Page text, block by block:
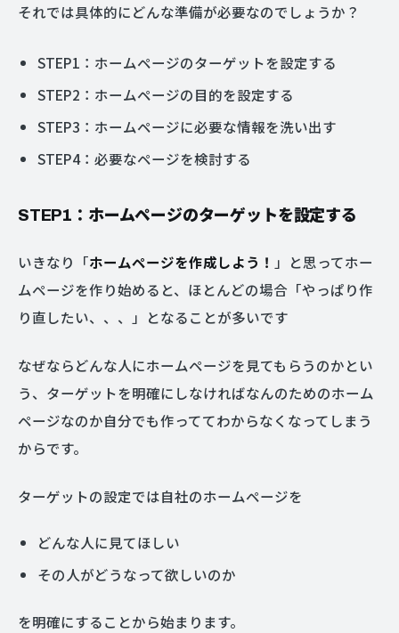
それでは具体的にどんな準備が必要なのでしょうか？
STEP1：ホームページのターゲットを設定する
STEP2：ホームページの目的を設定する
STEP3：ホームページに必要な情報を洗い出す
STEP4：必要なページを検討する
STEP1：ホームページのターゲットを設定する
いきなり「ホームページを作成しよう！ 」と思ってホー
ムページを作り始めると、ほとんどの場合「やっぱり作
り直したい、、、」となることが多いです
なぜならどんな人にホームページを見てもらうのかとい
う、ターゲットを明確にしなければなんのためのホーム
ページなのか自分でも作っててわからなくなってしまう
からです。
ターゲットの設定では自社のホームページを
どんな人に見てほしい
その人がどうなって欲しいのか
を明確にすることから始まります。